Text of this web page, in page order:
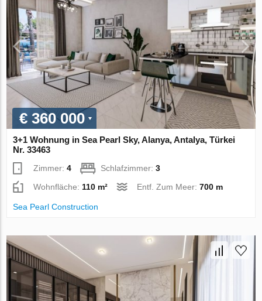
€ 360 000
3+1 Wohnung in Sea Pearl Sky, Alanya, Antalya, Türkei
Nr. 33463
Zimmer:4 Schlafzimmer:3
Wohnfläche: 110 m² Entf. Zum Meer:700 m
Sea Pearl Construction